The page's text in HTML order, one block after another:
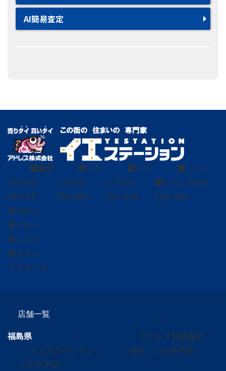
AI簡易査定
総合受
付 0120-
297-011
売りた
い 0120-
139-664
買いた
い 0120-
424-544
貸し たい
借り たい 0120-
302-563
売りたい
買いたい
貸したい
借りたい
リフォーム
店舗一覧
福島県
イエステーション
いわき平店
アドレス賃貸株式
会社 いわき平店